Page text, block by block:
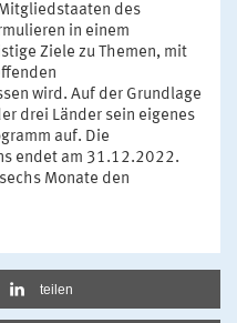
des
in einem
Ziele zu Themen, mit
wird. Auf der Grundlage
drei Länder sein eigenes
auf. Die
endet am 31.12.2022.
Monate den
teilen